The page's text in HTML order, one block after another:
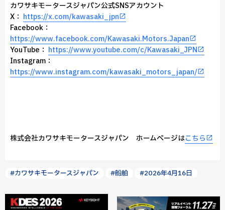
カワサキモータースジャパン公式SNSアカウント
X： https://x.com/kawasaki_jpn
Facebook：
https://www.facebook.com/Kawasaki.Motors.Japan
YouTube： https://www.youtube.com/c/Kawasaki_JPN
Instagram：
https://www.instagram.com/kawasaki_motors_japan/
株式会社カワサキモータースジャパン ホームページはこちら
#カワサキモータースジャパン #船舶 #2026年4月16日